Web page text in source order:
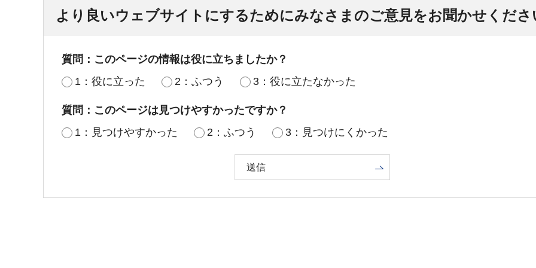
より良いウェブサイトにするためにみなさまのご意見をお聞かせくださ
質問：このページの情報は役に立ちましたか？
1：役に立った
2：ふつう 3：役に立たなかった
質問：このページは見つけやすかったですか？
1：見つけやすかった
2：ふつう 3：見つけにくかった